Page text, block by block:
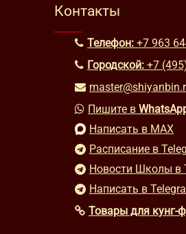
Контакты
Телефон: +7 963
Городской: +7
Пишите в
Написать в MAX
Расписание в
Новости Школы в
Написать в
Товары для кунг-